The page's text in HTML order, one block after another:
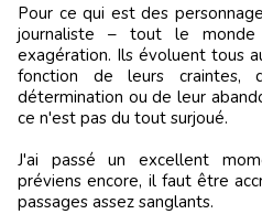
Pour ce qui est des
journaliste – tout le
exagération. Ils évoluent tous
fonction de leurs craintes,
détermination ou de leur
ce n'est pas du tout surjoué.
J'ai passé un excellent
préviens encore, il faut être
passages assez sanglants.